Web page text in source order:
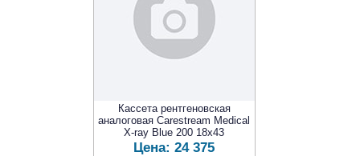
Кассета рентгеновская
аналоговая Carestream Medical
X-ray Blue 200 18x43
Цена: 24 375